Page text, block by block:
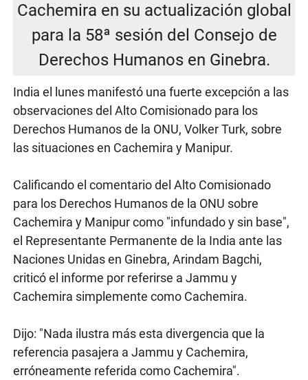
Cachemira en su actualización global
para la 58ª sesión del Consejo de
Derechos Humanos en Ginebra.
India el lunes manifestó una fuerte excepción a las
observaciones del Alto Comisionado para los
Derechos Humanos de la ONU, Volker Turk, sobre
las situaciones en Cachemira y Manipur.
Calificando el comentario del Alto Comisionado
para los Derechos Humanos de la ONU sobre
Cachemira y Manipur como "infundado y sin base",
el Representante Permanente de la India ante las
Naciones Unidas en Ginebra, Arindam Bagchi,
criticó el informe por referirse a Jammu y
Cachemira simplemente como Cachemira.
Dijo: "Nada ilustra más esta divergencia que la
referencia pasajera a Jammu y Cachemira,
erróneamente referida como Cachemira".